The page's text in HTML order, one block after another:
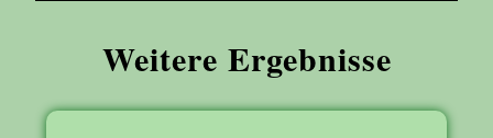
Weitere Ergebnisse